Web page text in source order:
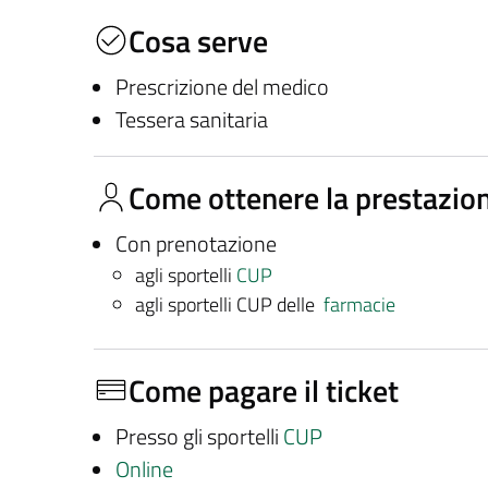
Cosa serve
Prescrizione del medico
Tessera sanitaria
Come ottenere la
Con prenotazione
agli sportelli CUP
agli sportelli CUP delle farmacie
Come pagare il ticket
Presso gli sportelli CUP
Online